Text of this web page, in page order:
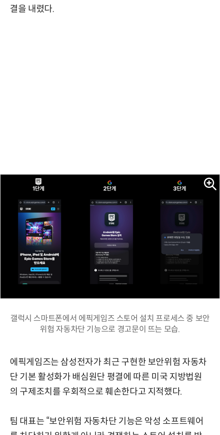
결을 내렸다.
갤럭시 스마트폰에서 에픽게임즈 스토어 설치 프로세스 중 보안
위험 자동차단 기능으로 경고문이 뜨는 모습.
에픽게임즈는 삼성전자가 최근 구현한 보안위험 자동차
단 기본 활성화가 배심원단 평결에 따른 미국 지방법원
의 구제조치를 우회적으로 훼손한다고 지적했다.
팀 대표는 “보안위험 자동차단 기능은 악성 소프트웨어